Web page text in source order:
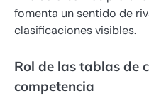
fomenta un sentido de
clasificaciones visibles.
Rol de las tablas de
competencia